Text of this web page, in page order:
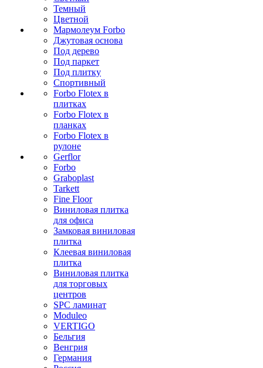
Темный
Цветной
Мармолеум Forbo
Джутовая основа
Под дерево
Под паркет
Под плитку
Спортивный
Forbo Flotex в
плитках
Forbo Flotex в
планках
Forbo Flotex в
рулоне
Gerflor
Forbo
Graboplast
Tarkett
Fine Floor
Виниловая плитка
для офиса
Замковая виниловая
плитка
Клеевая виниловая
плитка
Виниловая плитка
для торговых
центров
SPC ламинат
Moduleo
VERTIGO
Бельгия
Венгрия
Германия